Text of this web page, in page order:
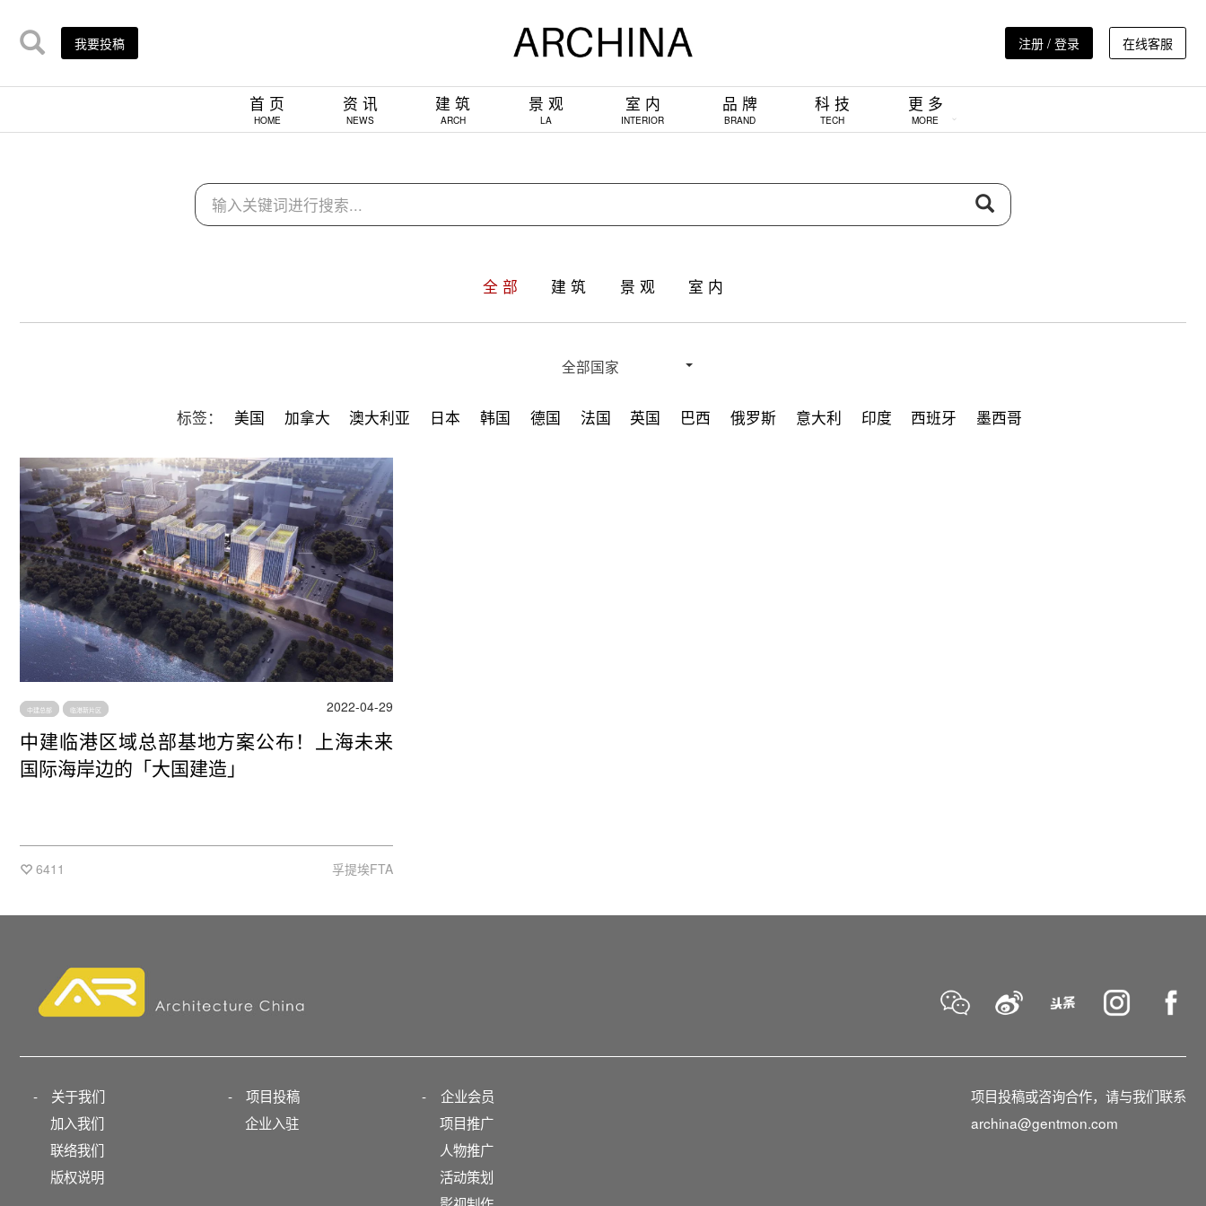
我要投稿 注册 / 登录 在线客服
首 页
HOME
资 讯
NEWS
建 筑
ARCH
景 观
LA
室 内
INTERIOR
品 牌
BRAND
科 技
TECH
更 多
MORE
全 部 建 筑 景 观 室 内
全部国家
标签： 美国 加拿大 澳大利亚 日本 韩国 德国 法国 英国 巴西 俄罗斯 意大利 印度 西班牙 墨西哥
中建总部 临港新片区 2022-04-29
中建临港区域总部基地方案公布！上海未来
国际海岸边的「大国建造」
6411 孚提埃FTA
-
关于我们
加入我们
联络我们
版权说明
-
项目投稿
企业入驻
-
企业会员
项目推广
人物推广
活动策划
项目投稿或咨询合作，请与我们联系
archina@gentmon.com